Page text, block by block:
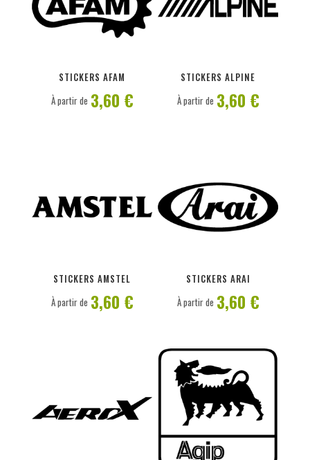
STICKERS AFAM
À partir de 3,60 €
STICKERS ALPINE
À partir de 3,60 €
STICKERS AMSTEL
À partir de 3,60 €
STICKERS ARAI
À partir de 3,60 €